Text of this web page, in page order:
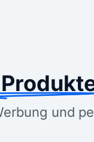
und